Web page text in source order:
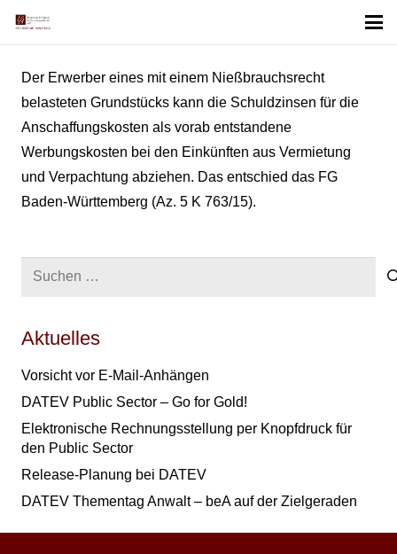
Der Erwerber eines mit einem Nießbrauchsrecht
belasteten Grundstücks kann die Schuldzinsen für die
Anschaffungskosten als vorab entstandene
Werbungskosten bei den Einkünften aus Vermietung
und Verpachtung abziehen. Das entschied das FG
Baden-Württemberg (Az. 5 K 763/15).
Suchen
Aktuelles
Vorsicht vor E-Mail-Anhängen
DATEV Public Sector – Go for Gold!
Elektronische Rechnungsstellung per Knopfdruck für
den Public Sector
Release-Planung bei DATEV
DATEV Thementag Anwalt – beA auf der Zielgeraden